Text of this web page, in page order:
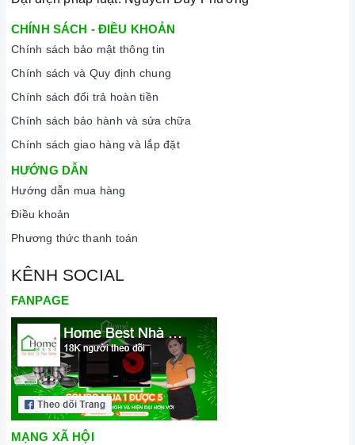
CHÍNH SÁCH - ĐIỀU KHOẢN
Chính sách bảo mật thông tin
Chính sách và Quy định chung
Chính sách đổi trả hoàn tiền
Chính sách bảo hành và sửa chữa
Chính sách giao hàng và lắp đặt
HƯỚNG DẪN
Hướng dẫn mua hàng
Điều khoản
Phương thức thanh toán
KÊNH SOCIAL
FANPAGE
MẠNG XÃ HỘI